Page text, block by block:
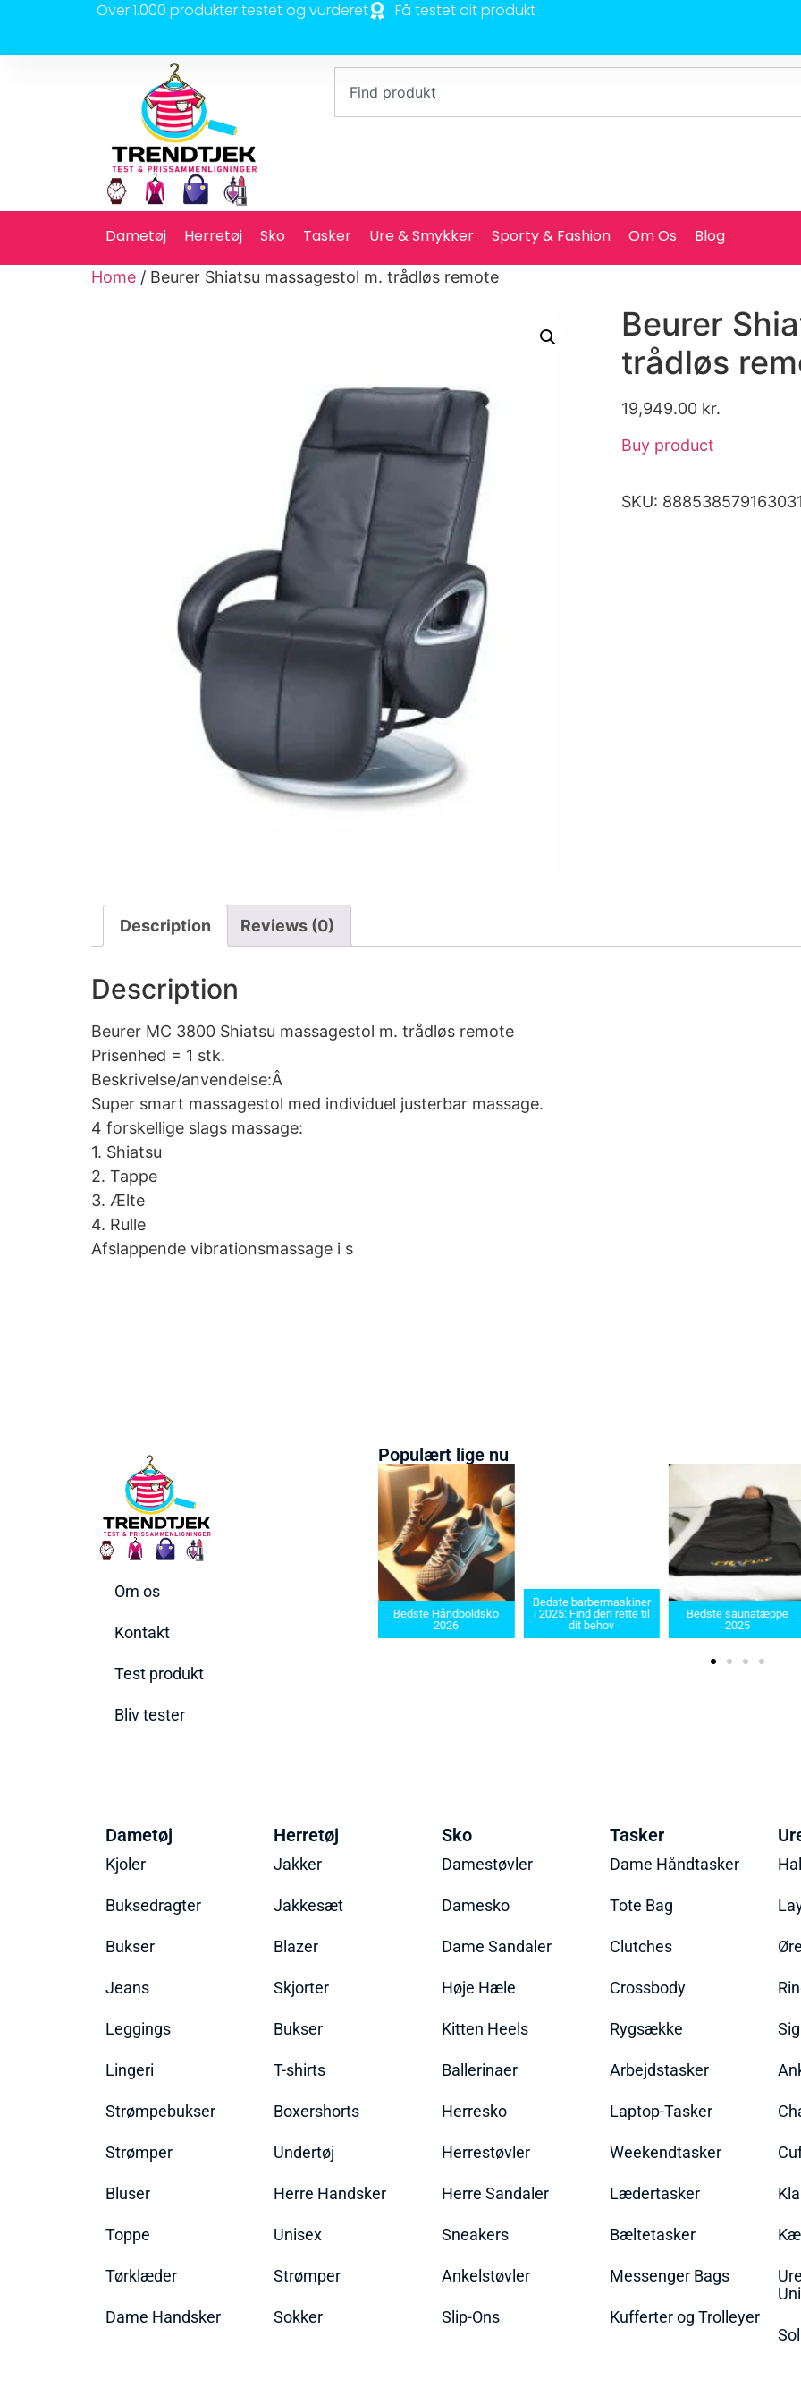
Over 1.000 produkter testet og vurderet Få testet dit produkt
Dametøj Herretøj Sko Tasker Ure & Smykker Sporty & Fashion Om Os Blog
Home / Beurer Shiatsu massagestol m. trådløs remote
Beurer
trådløs
19,949.00 kr.
Buy product
SKU:
Description Reviews (0)
Description
Beurer MC 3800 Shiatsu massagestol m. trådløs remote
Prisenhed = 1 stk.
Beskrivelse/anvendelse:Â
Super smart massagestol med individuel justerbar massage.
4 forskellige slags massage:
1. Shiatsu
2. Tappe
3. Ælte
4. Rulle
Afslappende vibrationsmassage i s
Om os
Kontakt
Test produkt
Bliv tester
Populært lige nu
2025
Bedste Håndboldsko
2026
Bedste barbermaskiner
i 2025: Find den rette til
dit behov
Bedste saunatæppe
2025
Dametøj
Kjoler
Buksedragter
Bukser
Jeans
Leggings
Lingeri
Strømpebukser
Strømper
Bluser
Toppe
Tørklæder
Dame Handsker
Herretøj
Jakker
Jakkesæt
Blazer
Skjorter
Bukser
T-shirts
Boxershorts
Undertøj
Herre Handsker
Unisex
Strømper
Sokker
Sko
Damestøvler
Damesko
Dame Sandaler
Høje Hæle
Kitten Heels
Ballerinaer
Herresko
Herrestøvler
Herre Sandaler
Sneakers
Ankelstøvler
Slip-Ons
Tasker
Dame Håndtasker
Tote Bag
Clutches
Crossbody
Rygsække
Arbejdstasker
Laptop-Tasker
Weekendtasker
Lædertasker
Bæltetasker
Messenger Bags
Kufferter og Trolleyer